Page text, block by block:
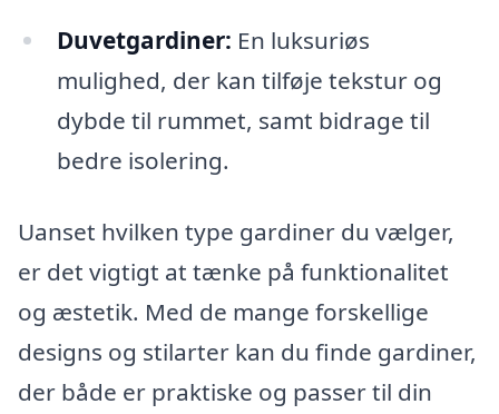
Duvetgardiner: En luksuriøs
mulighed, der kan tilføje tekstur og
dybde til rummet, samt bidrage til
bedre isolering.
Uanset hvilken type gardiner du vælger,
er det vigtigt at tænke på funktionalitet
og æstetik. Med de mange forskellige
designs og stilarter kan du finde gardiner,
der både er praktiske og passer til din